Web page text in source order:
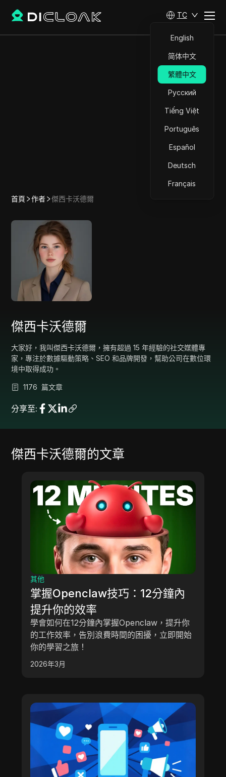
TC
English
简体中文
繁體中文
Русский
Tiếng Việt
Português
Español
Deutsch
Français
首頁
作者 傑西卡沃德爾
傑西卡沃德爾
大家好，我叫傑西卡沃德爾，擁有超過 15 年經驗的社交媒體專
家，專注於數據驅動策略、SEO 和品牌開發，幫助公司在數位環
境中取得成功。
1176 篇文章
分享至:
傑西卡沃德爾的文章
其他
掌握Openclaw技巧：12分鐘內
提升你的效率
學會如何在12分鐘內掌握Openclaw，提升你
的工作效率，告別浪費時間的困擾，立即開始
你的學習之旅！
2026年3月